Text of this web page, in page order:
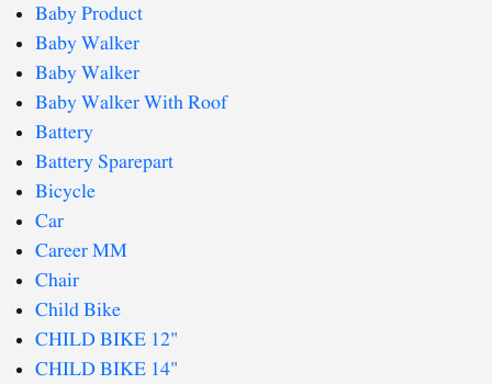
Baby Product
Baby Walker
Baby Walker
Baby Walker With Roof
Battery
Battery Sparepart
Bicycle
Car
Career MM
Chair
Child Bike
CHILD BIKE 12"
CHILD BIKE 14"